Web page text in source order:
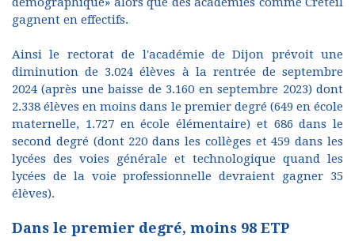
gagnent en effectifs.
Ainsi le rectorat de l'académie de Dijon prévoit une
diminution de 3.024 élèves à la rentrée de septembre
2024 (après une baisse de 3.160 en septembre 2023) dont
2.338 élèves en moins dans le premier degré (649 en école
maternelle, 1.727 en école élémentaire) et 686 dans le
second degré (dont 220 dans les collèges et 459 dans les
lycées des voies générale et technologique quand les
lycées de la voie professionnelle devraient gagner 35
élèves).
Dans le premier degré, moins 98 ETP